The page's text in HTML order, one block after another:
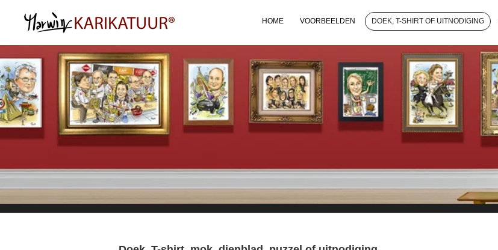
hoofdinhoud
HOME VOORBEELDEN DOEK, T-SHIRT OF UITNODIGING